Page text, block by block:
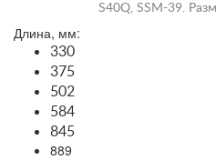
S40Q, SSM-39.
Длина, мм:
330
375
502
584
845
889